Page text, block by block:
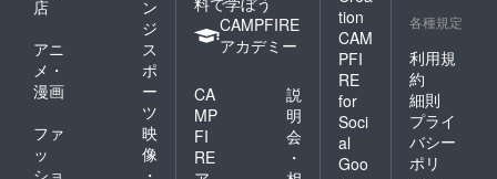
店
ン
ジ
アニ
メ・
漫画
ス
ポ
ー
ツ
ファ
ッ
ショ
映
像
・
CAMPFIRE
アカデミー
CA
MP
FI
RE
説
明
会
・
tion
CAM
PFI
RE
for
Soci
al
Goo
各種規定
利用規
約
細則
プライ
バシー
ポリ